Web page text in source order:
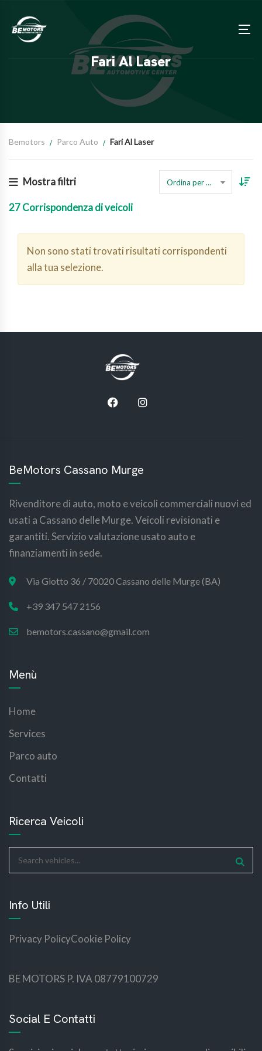
Fari Al Laser
Bemotors Parco Auto Fari Al Laser
Mostra filtri Ordina per prezzo
27Corrispondenza di veicoli
Non sono stati trovati risultati corrispondenti
alla tua selezione.
BeMotors Cassano Murge
Rivenditore di auto, moto e veicoli commerciali nuovi ed
usati a Cassano delle Murge. Veicoli revisionati e
garantiti. Servizio valutazione usato auto e
finanziamenti in sede.
Via Giotto 36 / 70020 Cassano delle Murge (BA)
+39 347 547 2156
bemotors.cassano@gmail.com
Menù
Home
Services
Parco auto
Contatti
Ricerca Veicoli
Info Utili
Privacy PolicyCookie Policy
BE MOTORS P. IVA 08779100729
Social E Contatti